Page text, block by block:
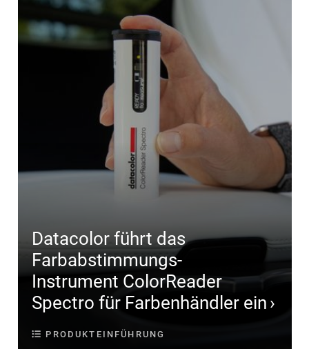
Datacolor führt das
Farbabstimmungs-
Instrument ColorReader
Spectro für Farbenhändler ein
PRODUKTEINFÜHRUNG